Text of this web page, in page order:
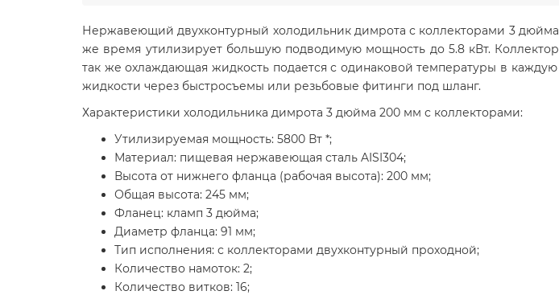
Нержавеющий двухконтурный холодильник димрота с коллекторами 3
же время утилизирует большую подводимую мощность до 5.8 кВт.
так же охлаждающая жидкость подается с одинаковой температуры в
жидкости через быстросъемы или резьбовые фитинги под шланг.
Характеристики холодильника димрота 3 дюйма 200 мм с коллекторами:
Утилизируемая мощность: 5800 Вт *;
Материал: пищевая нержавеющая сталь AISI304;
Высота от нижнего фланца (рабочая высота): 200 мм;
Общая высота: 245 мм;
Фланец: кламп 3 дюйма;
Диаметр фланца: 91 мм;
Тип исполнения: с коллекторами двухконтурный проходной;
Количество намоток: 2;
Количество витков: 16;